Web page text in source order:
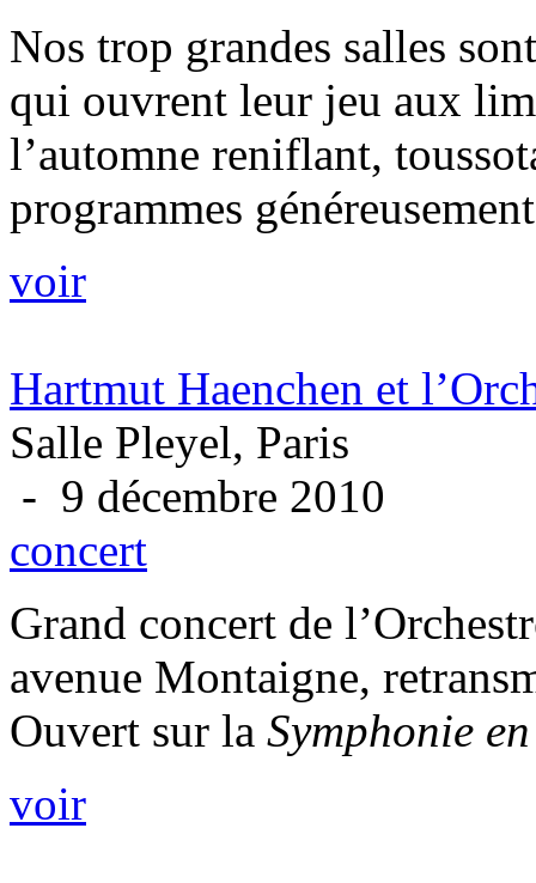
Nos trop grandes salles
qui ouvrent leur jeu aux
l’automne reniflant,
programmes
voir
Hartmut Haenchen et
Salle Pleyel, Paris
- 9 décembre 2010
concert
Grand concert de
avenue Montaigne,
Ouvert sur la Symphonie
voir